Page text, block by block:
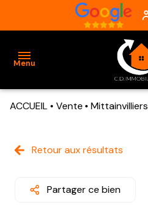
Menu
VENTES
VENDUS
ACCUEIL Vente Mittainvilliers
Retour aux résultats
Partager ce bien